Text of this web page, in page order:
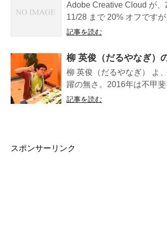
Adobe Creative Cloud が
11/28 まで 20% オフです
記事を読む
柳 英俊（だるやなぎ）
柳 英俊（だるやなぎ） よ
躍の無さ。2016年は不甲
記事を読む
スポンサーリンク